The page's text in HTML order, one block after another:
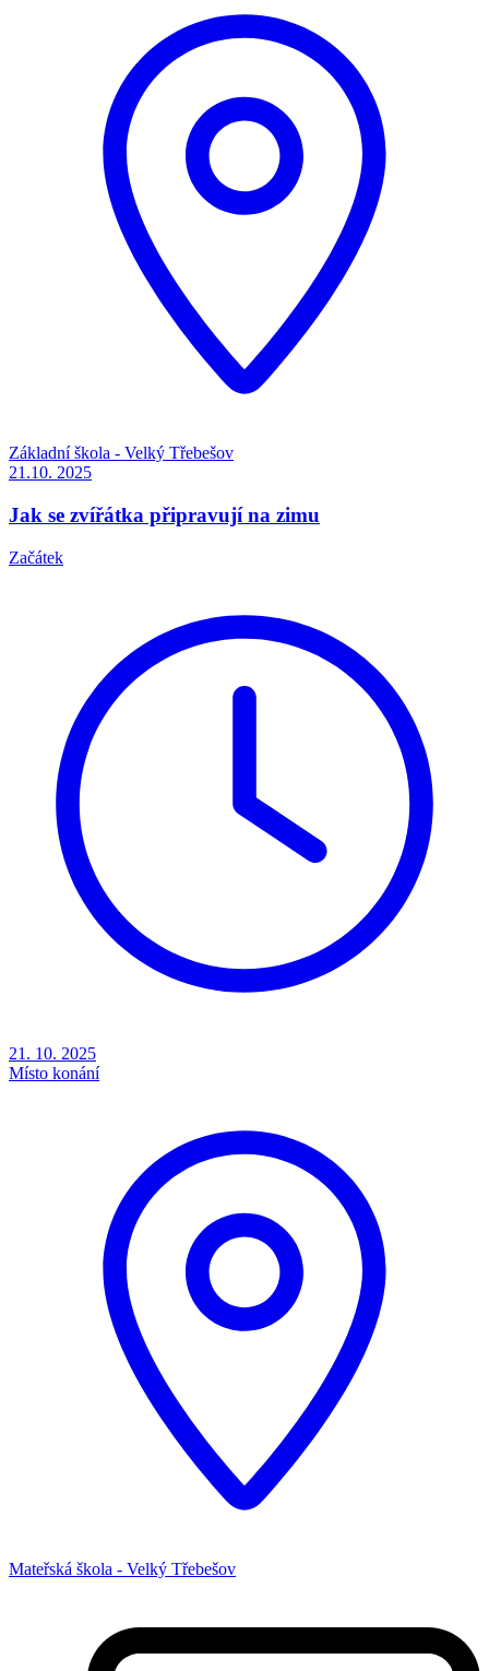
Základní škola - Velký Třebešov
21.10. 2025
Jak se zvířátka připravují na zimu
Začátek
21. 10. 2025
Místo konání
Mateřská škola - Velký Třebešov